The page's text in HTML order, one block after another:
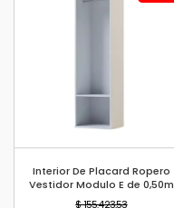
Interior De Placard Ropero
Vestidor Modulo E de 0,50m
$ 155.423,53